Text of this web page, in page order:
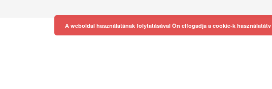
A weboldal használatának folytatásával Ön elfogadja a cookie-k használatátv